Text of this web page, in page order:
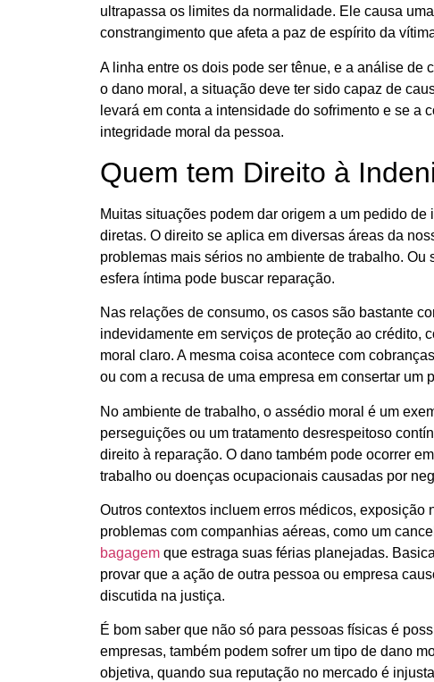
ultrapassa os limites da normalidade. Ele causa
constrangimento que afeta a paz de espírito da
A linha entre os dois pode ser tênue, e a análise de
o dano moral, a situação deve ter sido capaz de
levará em conta a intensidade do sofrimento e se a
integridade moral da pessoa.
Quem tem Direito à
Muitas situações podem dar origem a um pedido
diretas. O direito se aplica em diversas áreas da
problemas mais sérios no ambiente de trabalho.
esfera íntima pode buscar reparação.
Nas relações de consumo, os casos são bastante
indevidamente em serviços de proteção ao crédito,
moral claro. A mesma coisa acontece com
ou com a recusa de uma empresa em consertar um
No ambiente de trabalho, o assédio moral é um
perseguições ou um tratamento desrespeitoso
direito à reparação. O dano também pode ocorrer
trabalho ou doenças ocupacionais causadas por
Outros contextos incluem erros médicos,
problemas com companhias aéreas, como um
bagagem que estraga suas férias planejadas.
provar que a ação de outra pessoa ou empresa
discutida na justiça.
É bom saber que não só para pessoas físicas é
empresas, também podem sofrer um tipo de dano
objetiva, quando sua reputação no mercado é